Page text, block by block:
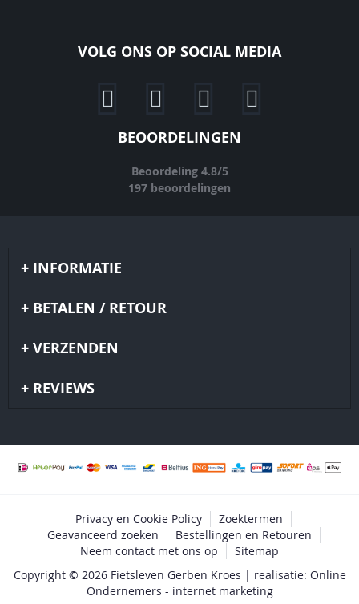
VOLG ONS OP SOCIAL MEDIA
BEOORDELINGEN
Beoordeling 4.8/5
197 beoordelingen
INFORMATIE
BETALEN / RETOUR
VERZENDEN
REVIEWS
Privacy en Cookie Policy
Zoektermen
Geavanceerd zoeken
Bestellingen en Retouren
Neem contact met ons op
Sitemap
Copyright © 2026 Fietsleven Gerben Kroes | realisatie: Online
Ondernemers - internet marketing